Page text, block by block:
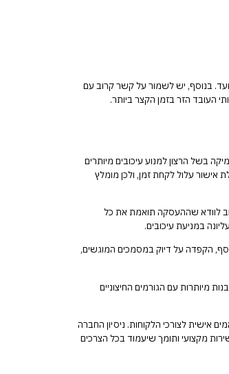
בנוסף, יש לשמור על קשר קרוב עם
העובד הזר בזמן הקצר ביותר.
בשל הרצון למנוע עיכובים מיותרים
עלול לקחת זמן, ולכן מומלץ
לוודא שההעסקה תואמת את כל
במניעת עיכובים.
הקפדה על דיוק במסמכים המוגשים,
מיותרות עם הגורמים החיצוניים
אישית לצורכי הלקוחות. ניסיון החברה
מקצועי ותומך שיעמוד בכל הצרכים